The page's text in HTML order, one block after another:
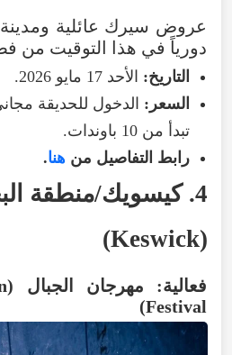
عروض سيرك عائلية ومدينة
دورياً في هذا التوقيت من
التاريخ: الأحد مايو 2026
.
السعر : الدخول للحديقة
تبدأ من باوندات.
رابط التفاصيل من هنا.
4
.كيسويك/منطقة
(
Keswick
)
فعالية: مهرجان الجبال (
Festival
)